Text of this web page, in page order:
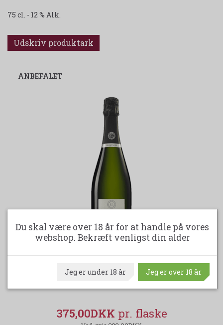
75 cl. - 12 % Alk.
Udskriv produktark
ANBEFALET
-6%
EMILE LECLERE CHAMPAGNE BRUT RESERVE
375,00DKK
Du skal være over 18 år for at handle på vores
webshop. Bekræft venligst din alder
Jeg er under 18 år Jeg er over 18 år